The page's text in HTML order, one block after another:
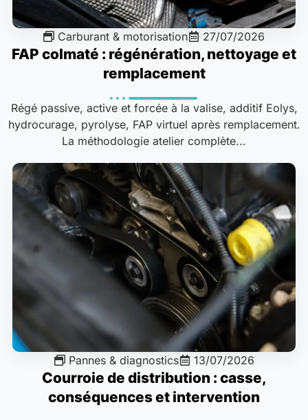
Carburant & motorisation 27/07/2026
FAP colmaté : régénération, nettoyage et
remplacement
Régé passive, active et forcée à la valise, additif Eolys,
hydrocurage, pyrolyse, FAP virtuel après remplacement.
La méthodologie atelier complète...
Pannes & diagnostics 13/07/2026
Courroie de distribution : casse,
conséquences et intervention